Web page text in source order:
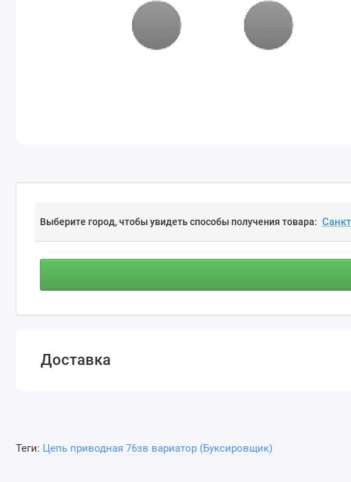
Выберите город, чтобы увидеть способы получения товара:
Доставка
Теги: Цепь приводная 76зв вариатор (Буксировщик)